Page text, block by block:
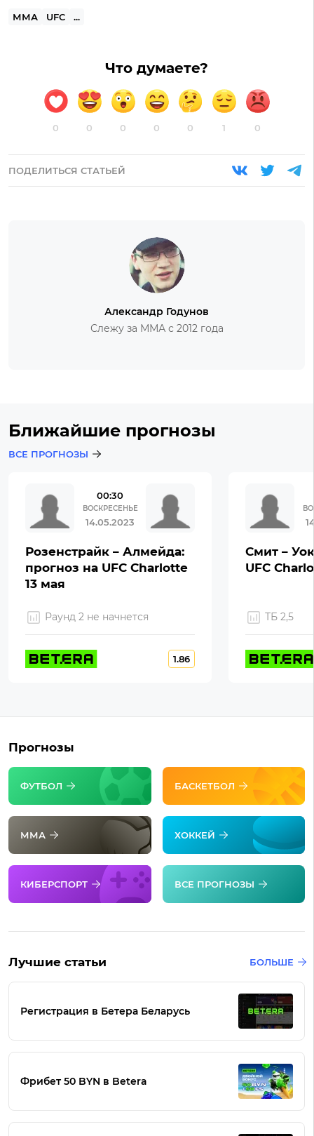
ММА UFC ...
Что думаете?
0 0 0 0 0 1 0
ПОДЕЛИТЬСЯ СТАТЬЕЙ
Александр Годунов
Слежу за ММА с 2012 года
Ближайшие прогнозы
ВСЕ ПРОГНОЗЫ
00:30
ВОСКРЕСЕНЬЕ
14.05.2023
Розенстрайк – Алмейда:
прогноз на UFC Charlotte
13 мая
Раунд 2 не начнется
1.86
Смит –
UFC
ТБ 2,5
Прогнозы
ФУТБОЛ БАСКЕТБОЛ
ММА ХОККЕЙ
КИБЕРСПОРТ ВСЕ ПРОГНОЗЫ
Лучшие статьи БОЛЬШЕ
Регистрация в Бетера Беларусь
Фрибет 50 BYN в Betera